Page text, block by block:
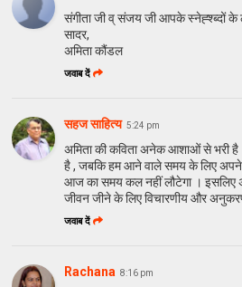
संगीता जी व् संजय जी आपके स्नेह्श्ब्दों के
सादर,
अमिता कौंडल
जवाब दें
सहज साहित्य 5:24 pm
अमिता की कविता अनेक आशाओं से भरी है
है , जबकि हम आने वाले समय के लिए अपने
आज का समय कल नहीं लौटेगा । इसलिए
जीवन जीने के लिए विचारणीय और
जवाब दें
Rachana 8:16 pm